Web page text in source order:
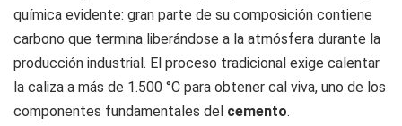
química evidente: gran parte de su composición contiene
carbono que termina liberándose a la atmósfera durante la
producción industrial. El proceso tradicional exige calentar
la caliza a más de 1.500 °C para obtener cal viva, uno de los
componentes fundamentales del cemento.